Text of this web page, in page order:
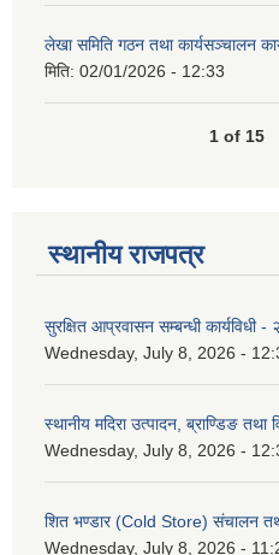
लेखा समिति गठन तथा कार्यसञ्चालन
मिति: 02/01/2026 - 12:33
1 of 15
स्थानीय राजपत्र
सुरक्षित आप्रवासन सम्बन्धी कार्यविधी -
Wednesday, July 8, 2026 -
स्थानीय मदिरा उत्पादन, ब्राण्डिङ तथा
Wednesday, July 8, 2026 -
शित भण्डार (Cold Store) संचालन
Wednesday, July 8, 2026 -